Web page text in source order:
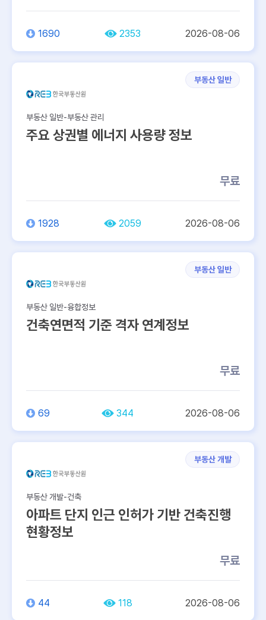
1690 2353 2026-08-06
부동산 일반
부동산 일반-부동산 관리
주요 상권별 에너지 사용량 정보
무료
1928 2059 2026-08-06
부동산 일반
부동산 일반-융합정보
건축연면적 기준 격자 연계정보
무료
69 344 2026-08-06
부동산 개발
부동산 개발-건축
아파트 단지 인근 인허가 기반 건축진행
현황정보
무료
44 118 2026-08-06